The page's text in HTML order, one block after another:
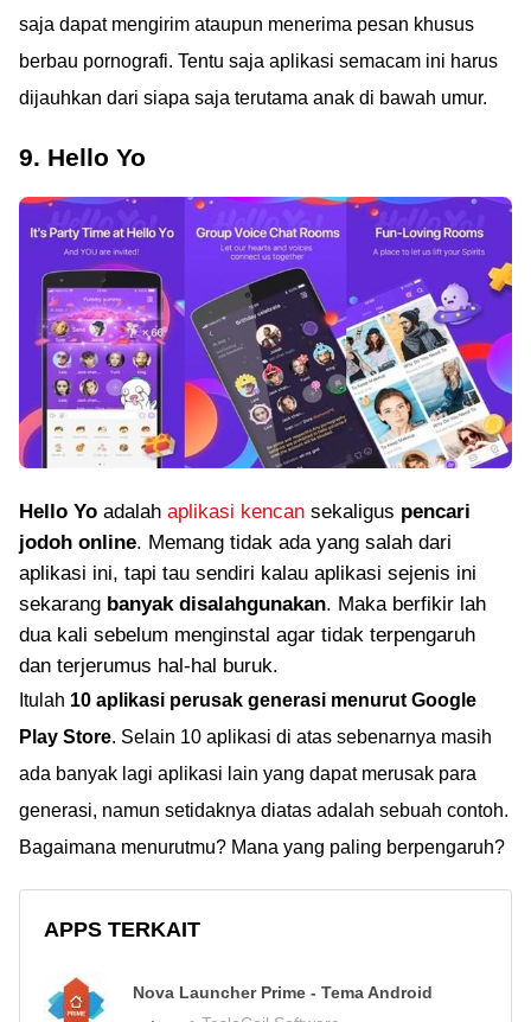
saja dapat mengirim ataupun menerima pesan khusus
berbau pornografi. Tentu saja aplikasi semacam ini harus
dijauhkan dari siapa saja terutama anak di bawah umur.
9. Hello Yo
Hello Yo adalah aplikasi kencan sekaligus pencari
jodoh online. Memang tidak ada yang salah dari
aplikasi ini, tapi tau sendiri kalau aplikasi sejenis ini
sekarang banyak disalahgunakan. Maka berfikir lah
dua kali sebelum menginstal agar tidak terpengaruh
dan terjerumus hal-hal buruk.
Itulah 10 aplikasi perusak generasi menurut Google
Play Store. Selain 10 aplikasi di atas sebenarnya masih
ada banyak lagi aplikasi lain yang dapat merusak para
generasi, namun setidaknya diatas adalah sebuah contoh.
Bagaimana menurutmu? Mana yang paling berpengaruh?
APPS TERKAIT
Nova Launcher Prime - Tema Android